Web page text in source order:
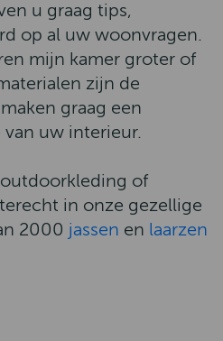
u graag tips,
op al uw woonvragen.
mijn kamer groter of
zijn de
graag een
uw interieur.
of
in onze gezellige
2000 jassen en laarzen